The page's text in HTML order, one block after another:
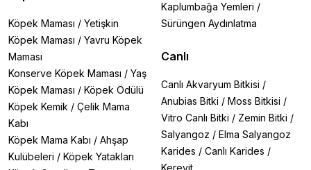
zamanda karışımın kolay hazırlanabilir olması da
kullanıcılar tarafından beğenilir.
Bu markaların tamamına atakanpetshop.com üzerinden
kolaylıkla ulaşabilir, ihtiyacınıza en uygun olanı güvenle
Kedi Sütü Seçiminde Önemli Noktalar
Kedi süt tozu seçerken dikkat edilmesi gereken bazı
temel noktalar, yavru kedinizin sağlıklı gelişimi ve
sindirim sistemi için oldukça kritiktir. İşte doğru ürünü
seçerken göz önünde bulundurmanız gereken başlıca
kriterler:
Laktoz oranı düşük olmalı:
Kediler laktozu sindirmekte
Köpek Maması / Yetişkin
Köpek Maması / Yavru Köpek
Maması
Konserve Köpek Maması / Yaş
Köpek Maması / Köpek Ödülü
Köpek Kemik / Çelik Mama
Kabı
Köpek Mama Kabı / Ahşap
Kulübeleri / Köpek Yatakları
Kaplumbağa Yemleri /
Sürüngen Aydınlatma
Canlı
Canlı Akvaryum Bitkisi /
Anubias Bitki / Moss Bitkisi /
Vitro Canlı Bitki / Zemin Bitki /
Salyangoz / Elma Salyangoz
Karides / Canlı Karides /
Kerevit